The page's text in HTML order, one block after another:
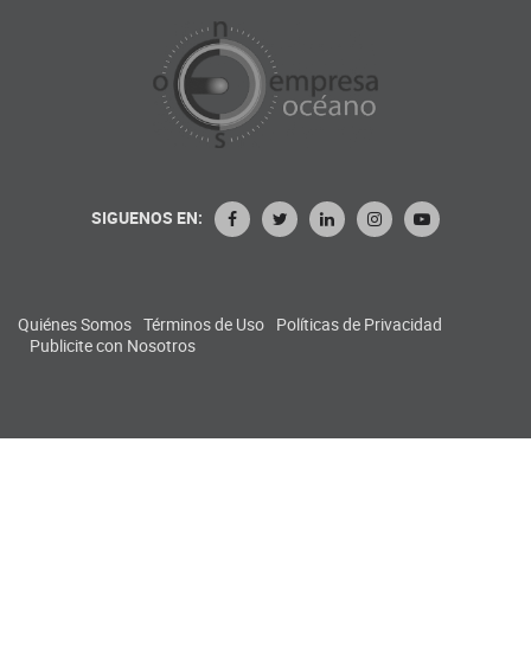
SIGUENOS EN:
Quiénes Somos Términos de Uso Políticas de Privacidad
Publicite con Nosotros